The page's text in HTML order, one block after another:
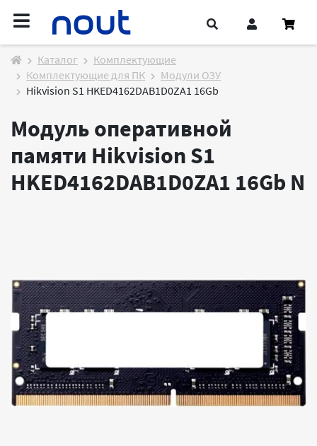
Каталог
Комплектующие
Комплектующие для ПК
Модули ОЗУ
Hikvision S1 HKED4162DAB1D0ZA1 16Gb
Модуль оперативной
памяти Hikvision S1
HKED4162DAB1D0ZA1 16Gb N